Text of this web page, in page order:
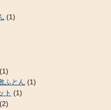
(1)
(1)
ふとん (1)
ト (1)
(2)